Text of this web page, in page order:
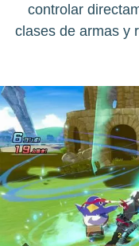
controlar
clases de armas y